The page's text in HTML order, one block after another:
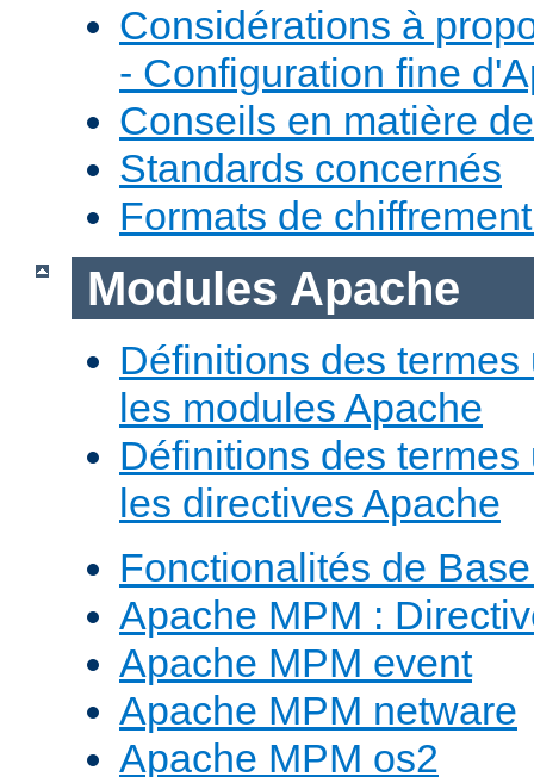
Considérations à
- Configuration fine
Conseils en matière
Standards concernés
Formats de
Modules Apache
Définitions des
les modules Apache
Définitions des
les directives Apache
Fonctionalités de
Apache MPM :
Apache MPM event
Apache MPM netware
Apache MPM os2